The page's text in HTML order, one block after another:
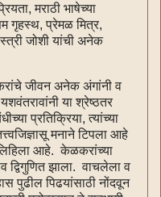
मराठी भाषेच्या
गृहस्थ, प्रेमळ मित्र,
जोशी यांची अनेक
जीवन अनेक अंगांनी व
या श्रेष्ठतर
प्रतिक्रिया, त्यांच्या
मनाने टिपला आहे
आहे. केळकरांच्या
द्विगुणित झाला. वाचलेला व
पुढील पिढयांसाठी नोंदवून